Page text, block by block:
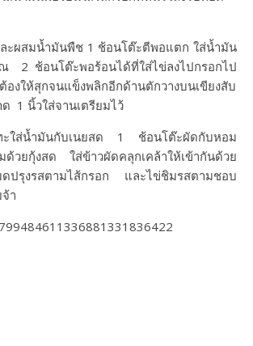
ะผสมน้ำมันพืช 1 ช้อนโต๊ะ​ตีพอแตก ใส่น้ำมัน
2 ช้อนโต๊ะ​พอร้อนได้ที่ใส่ไข่ลงไปกรอกไป
องให้สุกจนแข็งพลิกอีกด้านตักวางบนเขียงสับ
1 นิ้วใส่จานเตรียมไว้
ะใส่น้ำมันกับเนยสด 1 ช้อนโต๊ะ​ผัดกับหอม
ยกุ้งสด ใส่ข้าวผัดคลุกเคล้าให้เข้ากันด้วย
ดปรุงรสตามไส้กรอก และไข่ชิมรสตามชอบ
า